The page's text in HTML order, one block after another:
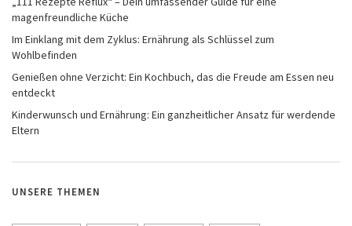
magenfreundliche Küche
Im Einklang mit dem Zyklus: Ernährung als Schlüssel zum
Wohlbefinden
Genießen ohne Verzicht: Ein Kochbuch, das die Freude am Essen neu
entdeckt
Kinderwunsch und Ernährung: Ein ganzheitlicher Ansatz für werdende
Eltern
UNSERE THEMEN